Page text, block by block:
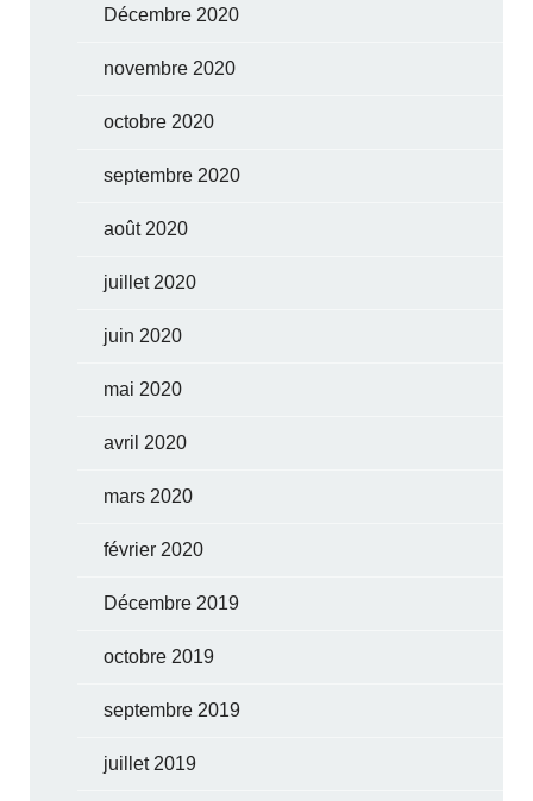
Décembre 2020
novembre 2020
octobre 2020
septembre 2020
août 2020
juillet 2020
juin 2020
mai 2020
avril 2020
mars 2020
février 2020
Décembre 2019
octobre 2019
septembre 2019
juillet 2019